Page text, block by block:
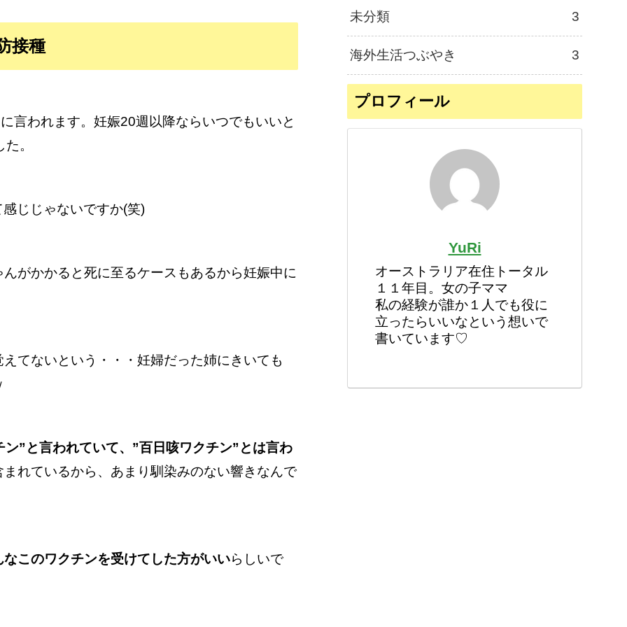
接種
言われます。妊娠20週以降ならいつでもいいと
。
じじゃないですか(笑)
がかかると死に至るケースもあるから妊娠中に
てないという・・・妊婦だった姉にきいても
”と言われていて、”百日咳ワクチン”とは言わ
れているから、あまり馴染みのない響きなんで
このワクチンを受けてした方がいいらしいで
未分類 3
海外生活つぶやき 3
プロフィール
YuRi
オーストラリア在住トータル
１１年目。女の子ママ
私の経験が誰か１人でも役に
立ったらいいなという想いで
書いています♡